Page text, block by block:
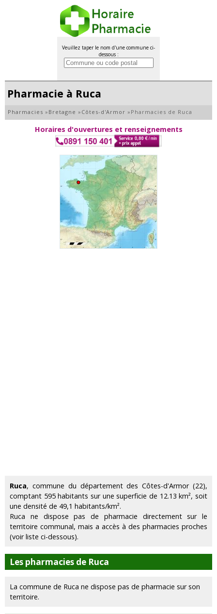
Veuillez taper le nom d'une commune ci-
dessous :
Pharmacie à Ruca
Pharmacies » Bretagne » Côtes-d'Armor » Pharmacies de Ruca
Horaires d'ouvertures et renseignements
Ruca, commune du département des Côtes-d'Armor (22),
comptant 595 habitants sur une superficie de 12.13 km², soit
une densité de 49,1 habitants/km².
Ruca ne dispose pas de pharmacie directement sur le
territoire communal, mais a accès à des pharmacies proches
(voir liste ci-dessous).
Les pharmacies de Ruca
La commune de Ruca ne dispose pas de pharmacie sur son
territoire.